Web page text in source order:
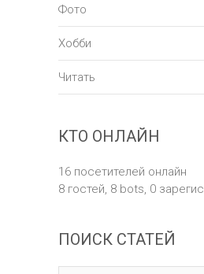
Фото
Хобби
Читать
КТО ОНЛАЙН
16 посетителей онлайн
8 гостей, 8 bots, 0
ПОИСК СТАТЕЙ